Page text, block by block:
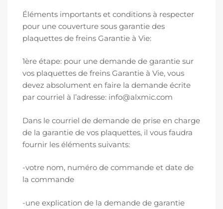
Éléments importants et conditions à respecter
pour une couverture sous garantie des
plaquettes de freins Garantie à Vie:
1ère étape: pour une demande de garantie sur
vos plaquettes de freins Garantie à Vie, vous
devez absolument en faire la demande écrite
par courriel à l’adresse: info@alxmic.com
Dans le courriel de demande de prise en charge
de la garantie de vos plaquettes, il vous faudra
fournir les éléments suivants:
-votre nom, numéro de commande et date de
la commande
-une explication de la demande de garantie